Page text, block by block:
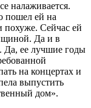
налаживается.
пошел ей на
похуже. Сейчас ей
Да и в
Да, ее лучшие годы
на концертах и
выпустить
дом».